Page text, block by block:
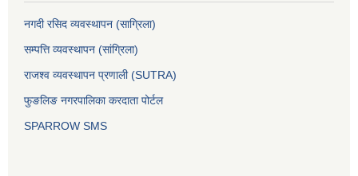
नगदी रसिद व्यवस्थापन (साग्रिला)
सम्पत्ति व्यवस्थापन (सांग्रिला)
राजश्व व्यवस्थापन प्रणाली (SUTRA)
फुङलिङ नगरपालिका करदाता पोर्टल
SPARROW SMS